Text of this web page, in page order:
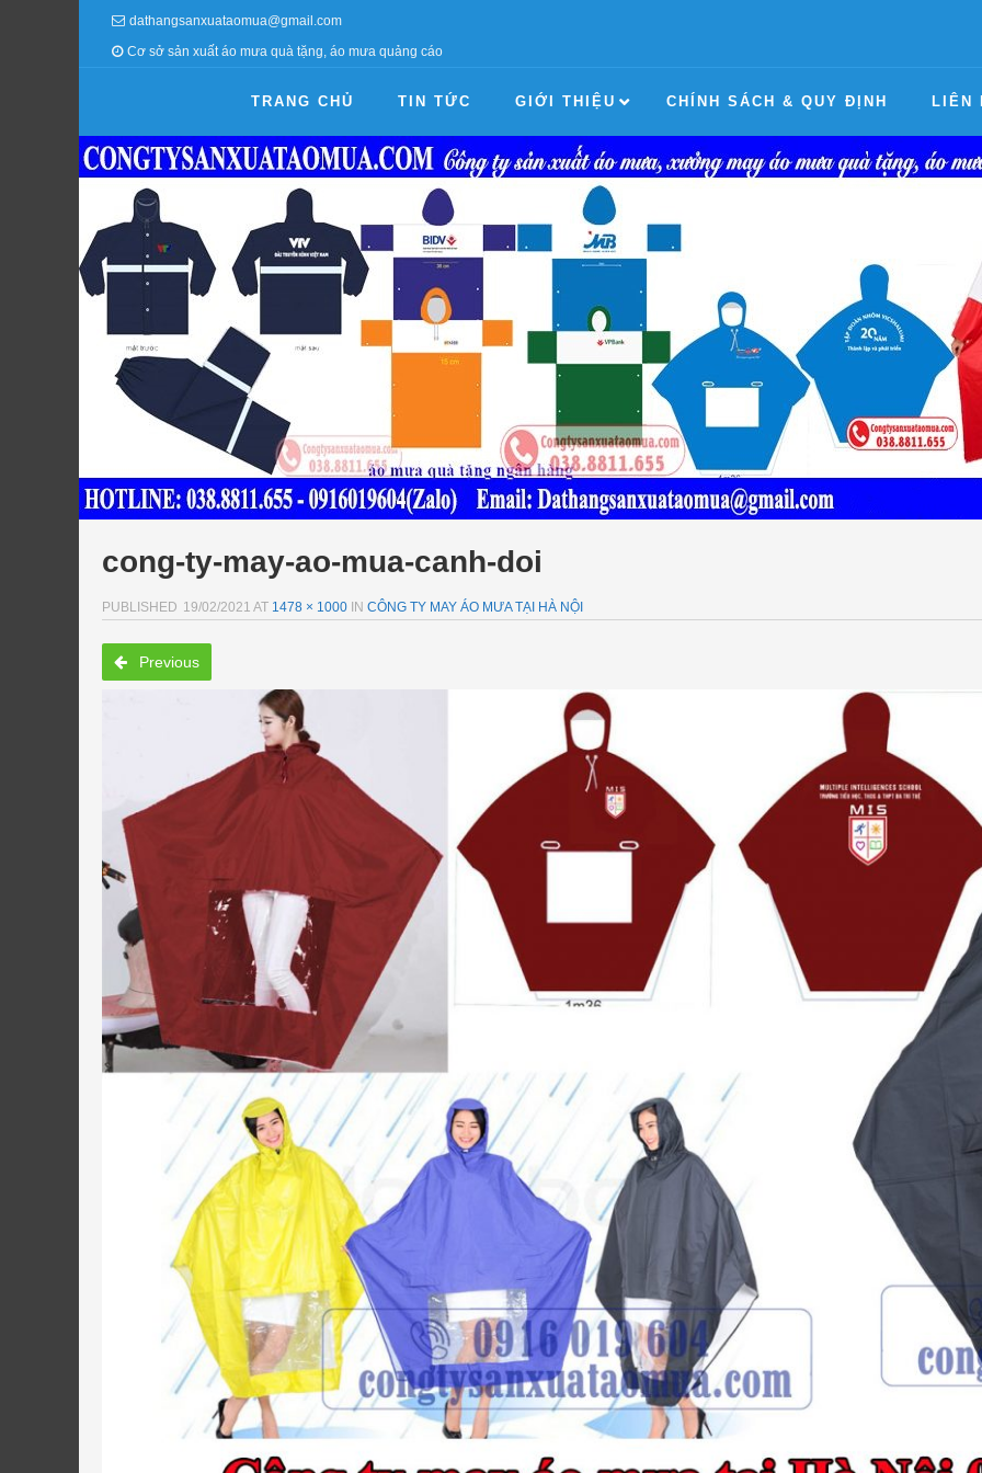
dathangsanxuataomua@gmail.com
Cơ sở sản xuất áo mưa quà tặng, áo mưa quảng cáo
TRANG CHỦ TIN TỨC GIỚI THIỆU CHÍNH SÁCH & QUY ĐỊNH LIÊN
cong-ty-may-ao-mua-canh-doi
PUBLISHED 19/02/2021 AT 1478 × 1000 IN CÔNG TY MAY ÁO MƯA TẠI HÀ NỘI
Previous